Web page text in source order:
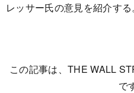
レッサー氏の意見を紹介する。
この記事は、THE WALL
で